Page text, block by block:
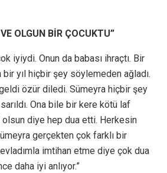
OLGUN BİR ÇOCUKTU”
iyiydi. Onun da babası ihraçtı. Bir
yıl hiçbir şey söylemeden ağladı.
geldi özür diledi. Sümeyra hiçbir şey
Ona bile bir kere kötü laf
diye hep dua etti. Herkesin
gerçekten çok farklı bir
imtihan etme diye çok dua
daha iyi anlıyor.”